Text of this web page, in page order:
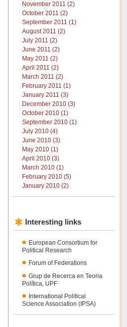
November 2011 (2)
October 2011 (2)
September 2011 (1)
August 2011 (2)
July 2011 (2)
June 2011 (2)
May 2011 (2)
April 2011 (2)
March 2011 (2)
February 2011 (1)
January 2011 (3)
December 2010 (3)
October 2010 (1)
September 2010 (1)
July 2010 (4)
June 2010 (3)
May 2010 (1)
April 2010 (3)
March 2010 (1)
February 2010 (5)
January 2010 (2)
Interesting links
European Consortium for
Political Research
Forum of Federations
Grup de Recerca en Teoria
Política, UPF
International Political
Science Association (IPSA)